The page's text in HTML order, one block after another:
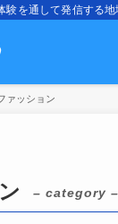
験を通して発信する
ァッション
– category –